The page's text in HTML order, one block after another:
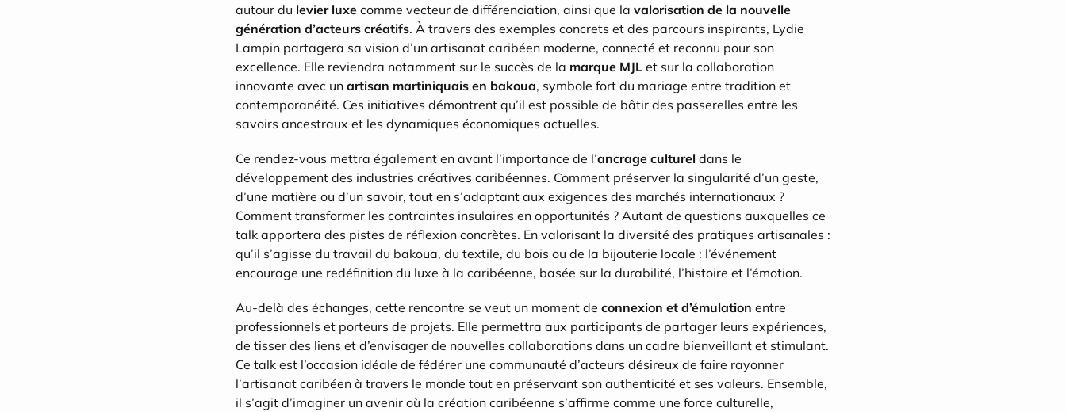
autour du levier luxe comme vecteur de différenciation, ainsi que la valorisation de la nouvelle
génération d’acteurs créatifs. À travers des exemples concrets et des parcours inspirants, Lydie
Lampin partagera sa vision d’un artisanat caribéen moderne, connecté et reconnu pour son
excellence. Elle reviendra notamment sur le succès de la marque MJL et sur la collaboration
innovante avec un artisan martiniquais en bakoua, symbole fort du mariage entre tradition et
contemporanéité. Ces initiatives démontrent qu’il est possible de bâtir des passerelles entre les
savoirs ancestraux et les dynamiques économiques actuelles.
Ce rendez-vous mettra également en avant l’importance de l’ancrage culturel dans le
développement des industries créatives caribéennes. Comment préserver la singularité d’un geste,
d’une matière ou d’un savoir, tout en s’adaptant aux exigences des marchés internationaux ?
Comment transformer les contraintes insulaires en opportunités ? Autant de questions auxquelles ce
talk apportera des pistes de réflexion concrètes. En valorisant la diversité des pratiques artisanales :
qu’il s’agisse du travail du bakoua, du textile, du bois ou de la bijouterie locale : l’événement
encourage une redéfinition du luxe à la caribéenne, basée sur la durabilité, l’histoire et l’émotion.
Au-delà des échanges, cette rencontre se veut un moment de connexion et d’émulation entre
professionnels et porteurs de projets. Elle permettra aux participants de partager leurs expériences,
de tisser des liens et d’envisager de nouvelles collaborations dans un cadre bienveillant et stimulant.
Ce talk est l’occasion idéale de fédérer une communauté d’acteurs désireux de faire rayonner
l’artisanat caribéen à travers le monde tout en préservant son authenticité et ses valeurs. Ensemble,
il s’agit d’imaginer un avenir où la création caribéenne s’affirme comme une force culturelle,